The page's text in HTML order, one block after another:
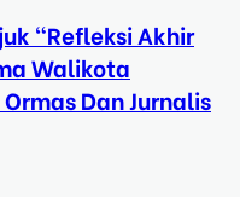
“Refleksi Akhir
Walikota
Dan Jurnalis